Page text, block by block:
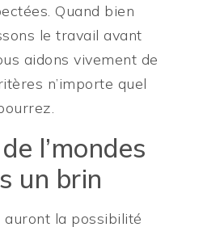
Quand bien
le travail avant
aidons vivement de
n’importe quel
l’mondes
un brin
la possibilité